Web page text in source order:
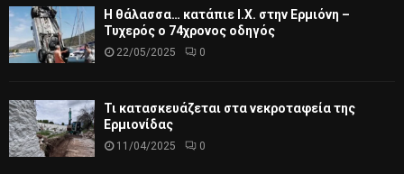
Η θάλασσα… κατάπιε Ι.Χ. στην Ερμιόνη –
Τυχερός ο 74χρονος οδηγός
22/05/2025 0
Τι κατασκευάζεται στα νεκροταφεία της
Ερμιονίδας
11/04/2025 0